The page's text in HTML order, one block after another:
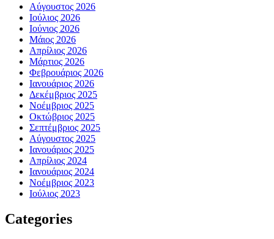
Αύγουστος 2026
Ιούλιος 2026
Ιούνιος 2026
Μάιος 2026
Απρίλιος 2026
Μάρτιος 2026
Φεβρουάριος 2026
Ιανουάριος 2026
Δεκέμβριος 2025
Νοέμβριος 2025
Οκτώβριος 2025
Σεπτέμβριος 2025
Αύγουστος 2025
Ιανουάριος 2025
Απρίλιος 2024
Ιανουάριος 2024
Νοέμβριος 2023
Ιούλιος 2023
Categories